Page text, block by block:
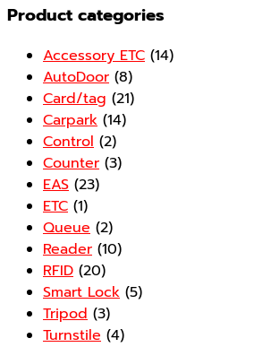
Product categories
Accessory ETC (14)
AutoDoor (8)
Card/tag (21)
Carpark (14)
Control (2)
Counter (3)
EAS (23)
ETC (1)
Queue (2)
Reader (10)
RFID (20)
Smart Lock (5)
Tripod (3)
Turnstile (4)